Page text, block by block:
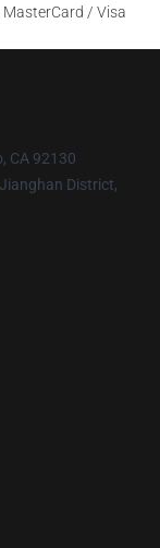
MasterCard / Visa
CA 92130
District,